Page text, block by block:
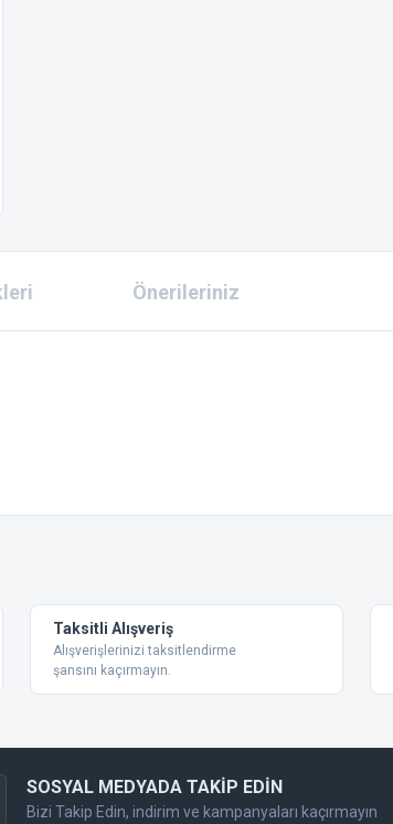
Önerileriniz
Taksitli Alışveriş
Alışverişlerinizi taksitlendirme
şansını kaçırmayın.
SOSYAL MEDYADA TAKİP EDİN
Bizi Takip Edin, indirim ve kampanyaları kaçırmayın